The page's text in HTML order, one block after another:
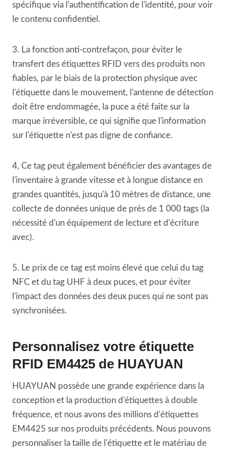
spécifique via l'authentification de l'identité, pour voir
le contenu confidentiel.
3. La fonction anti-contrefaçon, pour éviter le
transfert des étiquettes RFID vers des produits non
fiables, par le biais de la protection physique avec
l'étiquette dans le mouvement, l'antenne de détection
doit être endommagée, la puce a été faite sur la
marque irréversible, ce qui signifie que l'information
sur l'étiquette n'est pas digne de confiance.
4, Ce tag peut également bénéficier des avantages de
l'inventaire à grande vitesse et à longue distance en
grandes quantités, jusqu'à 10 mètres de distance, une
collecte de données unique de près de 1 000 tags (la
nécessité d'un équipement de lecture et d'écriture
avec).
5. Le prix de ce tag est moins élevé que celui du tag
NFC et du tag UHF à deux puces, et pour éviter
l'impact des données des deux puces qui ne sont pas
synchronisées.
Personnalisez votre étiquette
RFID EM4425 de HUAYUAN
HUAYUAN possède une grande expérience dans la
conception et la production d'étiquettes à double
fréquence, et nous avons des millions d'étiquettes
EM4425 sur nos produits précédents. Nous pouvons
personnaliser la taille de l'étiquette et le matériau de